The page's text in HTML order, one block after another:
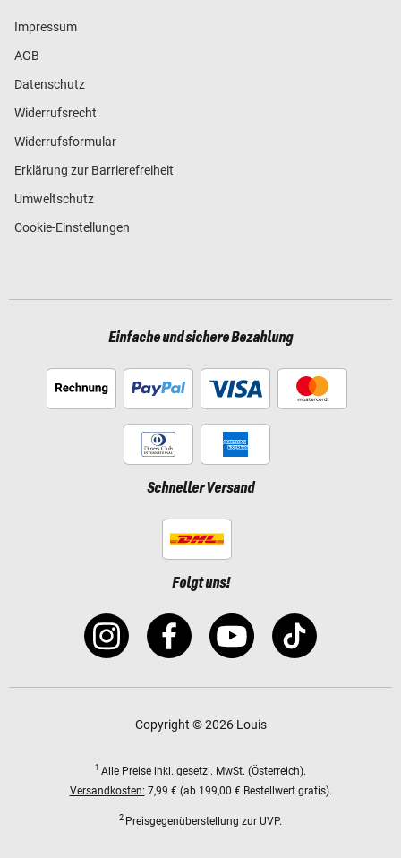
Impressum
AGB
Datenschutz
Widerrufsrecht
Widerrufsformular
Erklärung zur Barrierefreiheit
Umweltschutz
Cookie-Einstellungen
Einfache und sichere Bezahlung
Schneller Versand
Folgt uns!
Copyright © 2026 Louis
1 Alle Preise inkl. gesetzl. MwSt. (Österreich).
Versandkosten: 7,99 € (ab 199,00 € Bestellwert gratis).
2 Preisgegenüberstellung zur UVP.